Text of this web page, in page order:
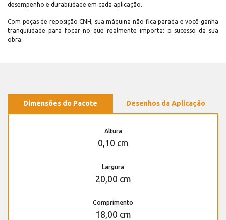
desempenho e durabilidade em cada aplicação.
Com peças de reposição CNH, sua máquina não fica parada e você ganha
tranquilidade para focar no que realmente importa: o sucesso da sua
obra.
Dimensões do Pacote Desenhos da Aplicação
Altura
0,10 cm
Largura
20,00 cm
Comprimento
18,00 cm